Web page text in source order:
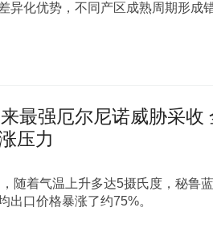
异化优势，不同产区成熟周期形成
最强厄尔尼诺威胁采收
压力
随着气温上升多达5摄氏度，秘鲁
出口价格暴涨了约75%。